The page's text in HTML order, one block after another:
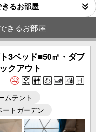
るお部屋
きるお部屋
3ベッド■50㎡・ダブ
クアウト
ムテント
ートガーデン